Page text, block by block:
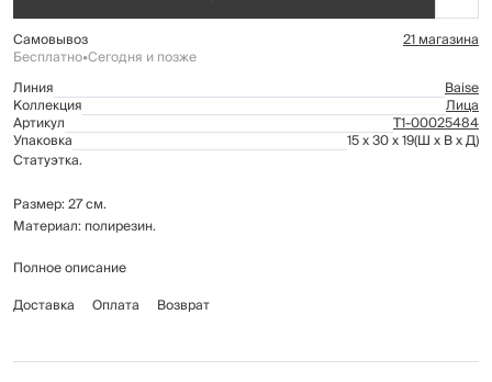
Самовывоз 21 магазина
Бесплатно•Сегодня и позже
Линия
Baise
Коллекция Лица
Артикул Т1-00025484
Упаковка 15 x 30 x 19(Ш x В x Д)
Статуэтка.
Размер: 27 см.
Материал: полирезин.
Рекомендуется протирать мягкой влажной тканью.
Полное описание
Доставка
Оплата Возврат